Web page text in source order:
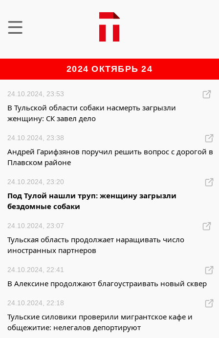
2024 ОКТЯБРЬ 24
24.10.2024, 23:53
В Тульской области собаки насмерть загрызли
женщину: СК завел дело
24.10.2024, 23:38
Андрей Гарифзянов поручил решить вопрос с дорогой в
Плавском районе
24.10.2024, 23:20
Под Тулой нашли труп: женщину загрызли
бездомные собаки
24.10.2024, 23:07
Тульская область продолжает наращивать число
иностранных партнеров
24.10.2024, 22:41
В Алексине продолжают благоустраивать новый сквер
24.10.2024, 22:18
Тульские силовики проверили мигрантское кафе и
общежитие: нелегалов депортируют